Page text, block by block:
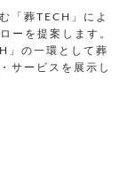
「葬TECH」によ
ーを提案します。
」の一環として葬
サービスを展示し